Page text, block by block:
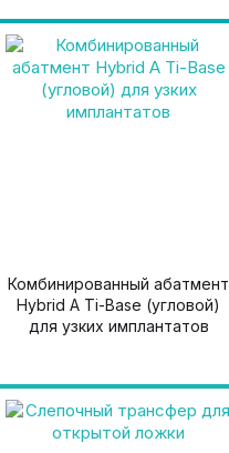
Комбинированный абатмент
Hybrid A Ti-Base (угловой)
для узких имплантатов